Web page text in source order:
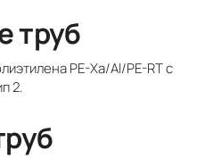
труб
PE-Xa/Al/PE-RT с
2.